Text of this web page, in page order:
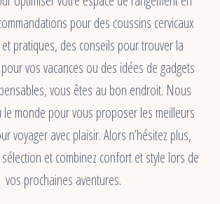
pour des coussins cervicaux
pratiques, des conseils pour trouver la
vos vacances ou des idées de gadgets
vous êtes au bon endroit. Nous
monde pour vous proposer les meilleurs
voyager avec plaisir. Alors n’hésitez plus,
et combinez confort et style lors de
vos prochaines aventures.